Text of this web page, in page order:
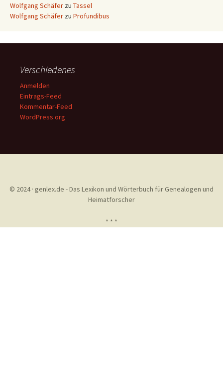
Wolfgang Schäfer zu Tassel
Wolfgang Schäfer zu Profundibus
Verschiedenes
Anmelden
Eintrags-Feed
Kommentar-Feed
WordPress.org
© 2024 · genlex.de - Das Lexikon und Wörterbuch für Genealogen und
Heimatforscher
* * *